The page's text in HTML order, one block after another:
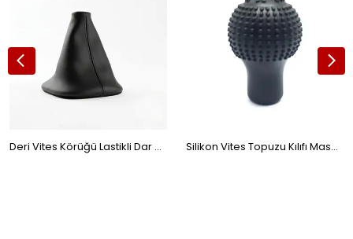
Deri Vites Körüğü Lastikli Dar 25x6cm Siyah Silikon Vites Topuzu Kılıfı Masajlı Yuvarlak Siyah